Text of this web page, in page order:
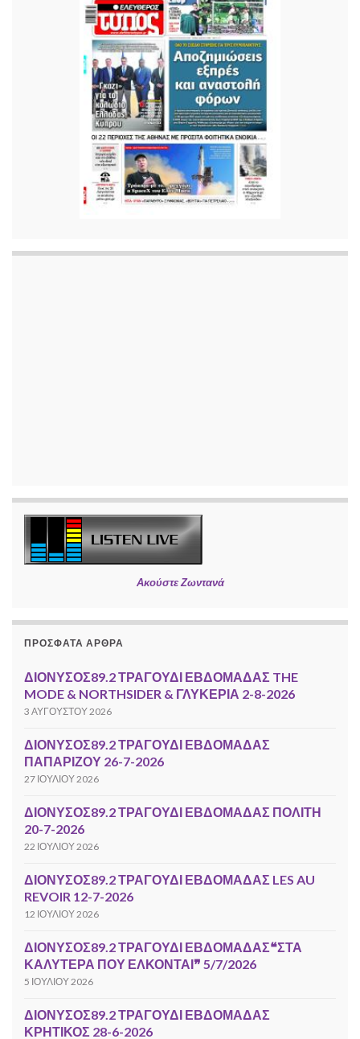
Ακούστε Ζωντανά
ΠΡΌΣΦΑΤΑ ΆΡΘΡΑ
ΔΙΟΝΥΣΟΣ89.2 ΤΡΑΓΟΥΔΙ ΕΒΔΟΜΑΔΑΣ THE
MODE & NORTHSIDER & ΓΛΥΚΕΡΙΑ 2-8-2026
3 ΑΥΓΟΎΣΤΟΥ 2026
ΔΙΟΝΥΣΟΣ89.2 ΤΡΑΓΟΥΔΙ ΕΒΔΟΜΑΔΑΣ
ΠΑΠΑΡΙΖΟΥ 26-7-2026
27 ΙΟΥΛΊΟΥ 2026
ΔΙΟΝΥΣΟΣ89.2 ΤΡΑΓΟΥΔΙ ΕΒΔΟΜΑΔΑΣ ΠΟΛΙΤΗ
20-7-2026
22 ΙΟΥΛΊΟΥ 2026
ΔΙΟΝΥΣΟΣ89.2 ΤΡΑΓΟΥΔΙ ΕΒΔΟΜΑΔΑΣ LES AU
REVOIR 12-7-2026
12 ΙΟΥΛΊΟΥ 2026
ΔΙΟΝΥΣΟΣ89.2 ΤΡΑΓΟΥΔΙ ΕΒΔΟΜΑΔΑΣ❝ΣΤΑ
ΚΑΛΥΤΕΡΑ ΠΟΥ ΕΛΚΟΝΤΑΙ❞ 5/7/2026
5 ΙΟΥΛΊΟΥ 2026
ΔΙΟΝΥΣΟΣ89.2 ΤΡΑΓΟΥΔΙ ΕΒΔΟΜΑΔΑΣ
ΚΡΗΤΙΚΟΣ 28-6-2026